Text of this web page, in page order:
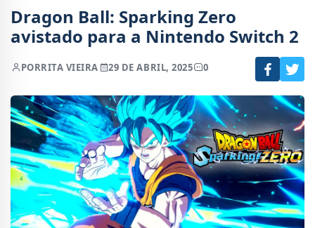
Dragon Ball: Sparking Zero
avistado para a Nintendo Switch 2
PORRITA VIEIRA 29 DE ABRIL, 2025 0